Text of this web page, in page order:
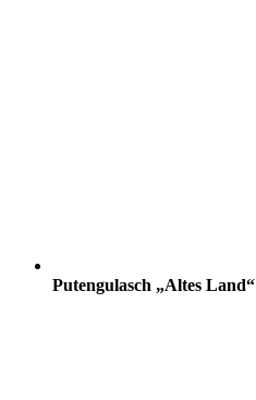
Putengulasch „Altes Land“